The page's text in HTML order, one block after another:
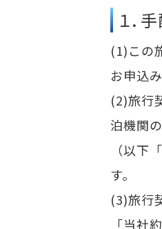
１．
(1)この
お申込
(2)旅行
泊機関
（以下
す。
(3)旅行
「当社